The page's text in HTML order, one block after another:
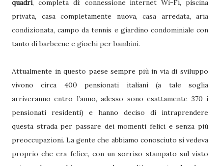
quadri, completa di: connessione internet Wi-Fi, piscina
privata, casa completamente nuova, casa arredata, aria
condizionata, campo da tennis e giardino condominiale con
tanto di barbecue e giochi per bambini.
Attualmente in questo paese sempre più in via di sviluppo
vivono circa 400 pensionati italiani (a tale soglia
arriveranno entro l’anno, adesso sono esattamente 370 i
pensionati residenti) e hanno deciso di intraprendere
questa strada per passare dei momenti felici e senza più
preoccupazioni. La gente che abbiamo conosciuto si vedeva
proprio che era felice, con un sorriso stampato sul visto